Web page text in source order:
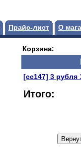
Прайс-лист О
Корзина:
[сс147] 3
Итого: